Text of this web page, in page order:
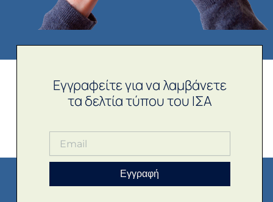
Εγγραφείτε για να λαμβάνετε
τα δελτία τύπου του ΙΣΑ
Εγγραφή